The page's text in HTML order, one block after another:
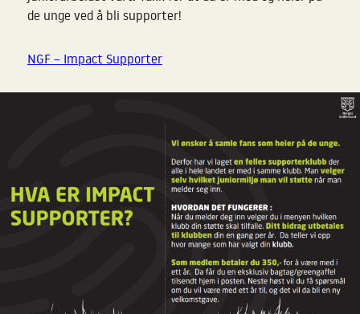
de unge ved å bli supporter!
NGF – Impact Supporter